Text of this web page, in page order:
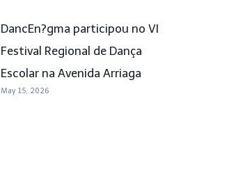
DancEn?gma participou no VI
Festival Regional de Dança
Escolar na Avenida Arriaga
May 15, 2026